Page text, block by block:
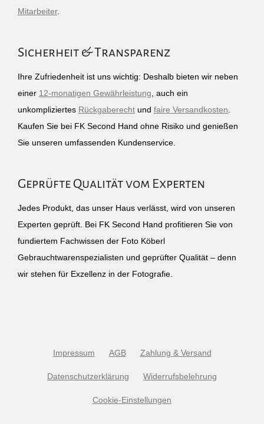
Mitarbeiter.
Sicherheit & Transparenz
Ihre Zufriedenheit ist uns wichtig: Deshalb bieten wir neben
einer 12-monatigen Gewährleistung , auch ein
unkompliziertes Rückgaberecht und faire Versandkosten
Kaufen Sie bei FK Second Hand ohne Risiko und genießen
Sie unseren umfassenden Kundenservice.
Geprüfte Qualität vom Experten
Jedes Produkt, das unser Haus verlässt, wird von unseren
Experten geprüft. Bei FK Second Hand profitieren Sie von
fundiertem Fachwissen der Foto Köberl
Gebrauchtwarenspezialisten und geprüfter Qualität – denn
wir stehen für Exzellenz in der Fotografie.
Impressum AGB Zahlung & Versand
Datenschutzerklärung Widerrufsbelehrung
Cookie-Einstellungen